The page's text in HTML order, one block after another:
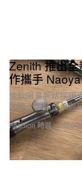
Fashion 時裝
Zenith 推出
作攜手
這款限量腕錶採用
將瑞士製錶傳承與
2026